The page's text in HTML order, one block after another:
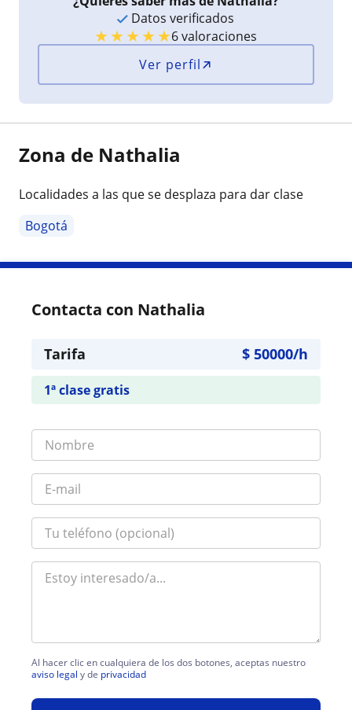
Datos verificados
★★★★★6 valoraciones
Ver perfil
Zona de Nathalia
Localidades a las que se desplaza para dar clase
Bogotá
Contacta con Nathalia
Tarifa $ 50000/h
1ª clase gratis
Al hacer clic en cualquiera de los dos botones, aceptas nuestro
aviso legal y de privacidad